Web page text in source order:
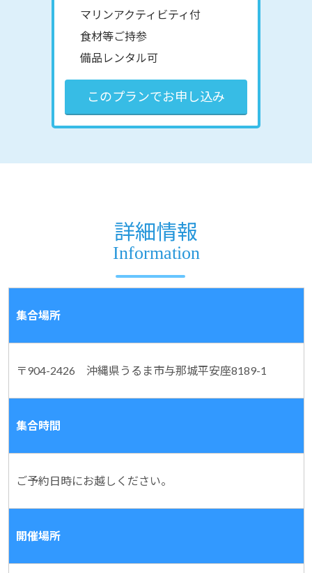
マリンアクティビティ付
食材等ご持参
備品レンタル可
このプランでお申し込み
詳細情報
Information
集合場所
〒904-2426 沖縄県うるま市与那城平安座8189-1
集合時間
ご予約日時にお越しください。
開催場所